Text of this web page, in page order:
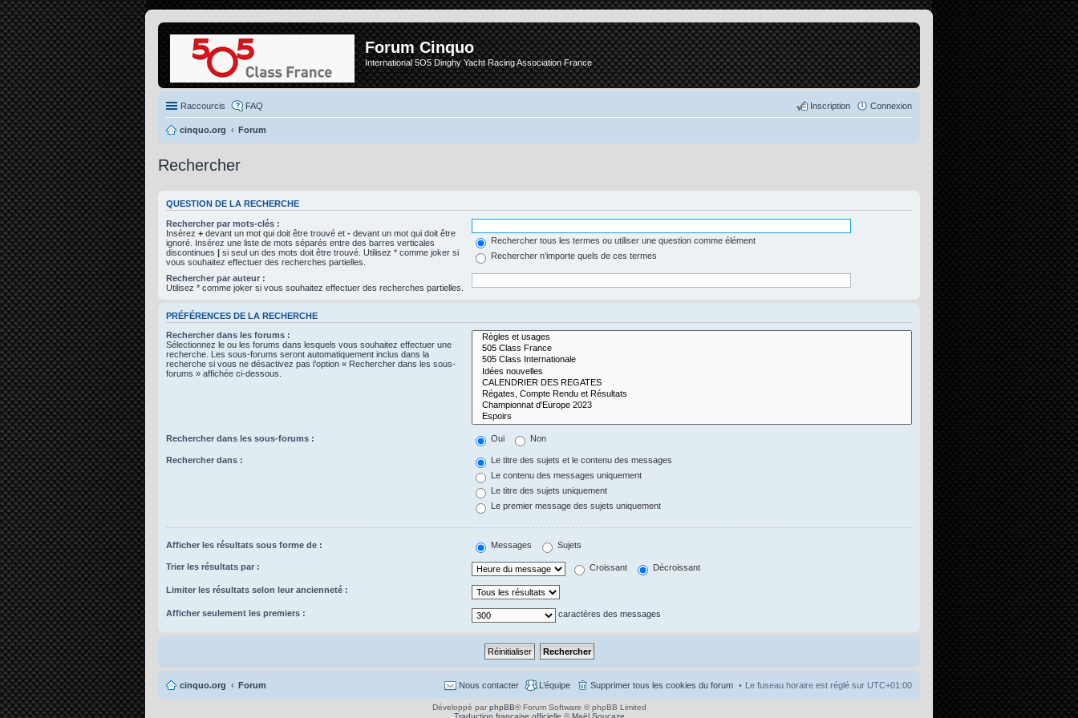
Forum Cinquo
International 5O5 Dinghy Yacht Racing Association France
Raccourcis FAQ Connexion
Inscription
cinquo.org Forum
Rechercher
QUESTION DE LA RECHERCHE
Rechercher par mots-clés :
Insérez + devant un mot qui doit être trouvé et - devant un mot qui doit être
ignoré. Insérez une liste de mots séparés entre des barres verticales
discontinues | si seul un des mots doit être trouvé. Utilisez * comme joker si
vous souhaitez effectuer des recherches partielles.
Rechercher tous les termes ou utiliser une question comme élément
Rechercher n’importe quels de ces termes
Rechercher par auteur :
Utilisez * comme joker si vous souhaitez effectuer des recherches partielles.
PRÉFÉRENCES DE LA RECHERCHE
Rechercher dans les forums :
Sélectionnez le ou les forums dans lesquels vous souhaitez effectuer une
recherche. Les sous-forums seront automatiquement inclus dans la
recherche si vous ne désactivez pas l’option « Rechercher dans les sous-
forums » affichée ci-dessous.
Rechercher dans les sous-forums : Oui Non
Rechercher dans :
Le titre des sujets et le contenu des messages
Le contenu des messages uniquement
Le titre des sujets uniquement
Le premier message des sujets uniquement
Afficher les résultats sous forme de : Messages Sujets
Trier les résultats par : Croissant Décroissant
Limiter les résultats selon leur ancienneté :
Afficher seulement les premiers : caractères des messages
cinquo.org Forum Le fuseau horaire est réglé sur UTC+01:00
Supprimer tous les cookies du forum
L’équipe
Nous contacter
Développé par phpBB® Forum Software © phpBB Limited
Traduction française officielle ©Maël Soucaze